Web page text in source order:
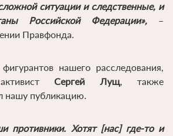
ситуации и следственные, и
Российской Федерации», –
Правфонда.
нашего расследования,
Сергей Лущ, также
нашу публикацию.
противники. Хотят [нас] где-то и